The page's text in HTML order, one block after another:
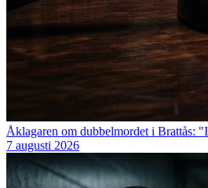
Åklagaren om dubbelmordet i Brattås:
7 augusti 2026